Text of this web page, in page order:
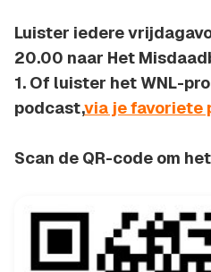
Luister iedere
20.00 naar Het
1. Of luister het WNL-
podcast,via je favoriete
Scan de QR-code om